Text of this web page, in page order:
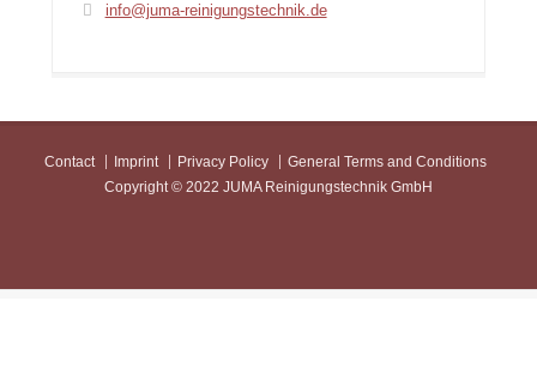
info@juma-reinigungstechnik.de
Contact Imprint Privacy Policy
General Terms and Conditions
Copyright © 2022 JUMA Reinigungstechnik GmbH